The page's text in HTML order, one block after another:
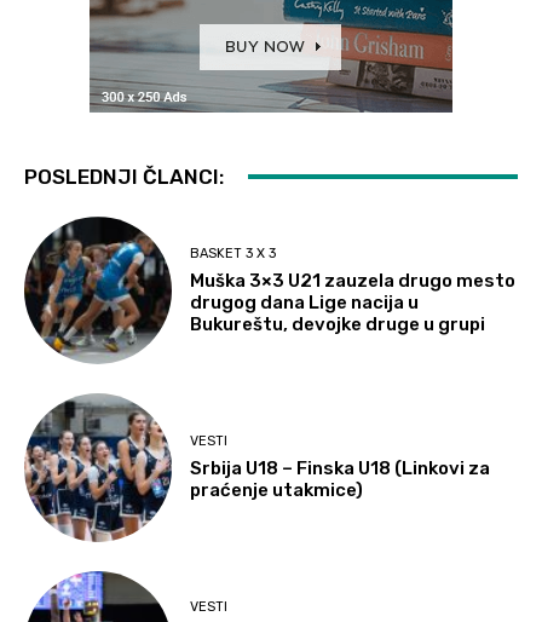
POSLEDNJI ČLANCI:
BASKET 3 X 3
Muška 3×3 U21 zauzela drugo mesto
drugog dana Lige nacija u
Bukureštu, devojke druge u grupi
VESTI
Srbija U18 – Finska U18 (Linkovi za
praćenje utakmice)
VESTI